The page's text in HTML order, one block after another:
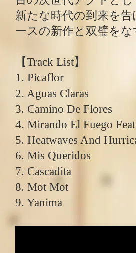
新たな時代の到来を
ースの新作と双璧を
【Track List】
1. Picaflor
2. Aguas Claras
3. Camino De Flores
4. Mirando El Fuego
5. Heatwaves And
6. Mis Queridos
7. Cascadita
8. Mot Mot
9. Yanima